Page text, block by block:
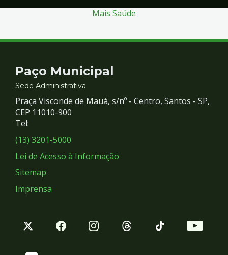
Mais Saúde
Contato
e
Redes
Sociais
Paço Municipal
Sede Administrativa
Praça Visconde de Mauá, s/nº - Centro, Santos - SP,
CEP 11010-900
Tel:
(13) 3201-5000
Lei de Acesso à Informação
Sitemap
Imprensa